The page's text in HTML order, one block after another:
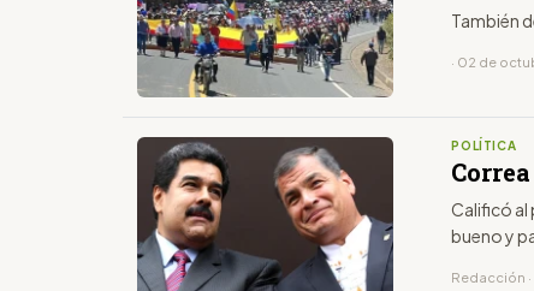
También
· 02 de
POLÍTICA
Calificó al
bueno y
Redacción